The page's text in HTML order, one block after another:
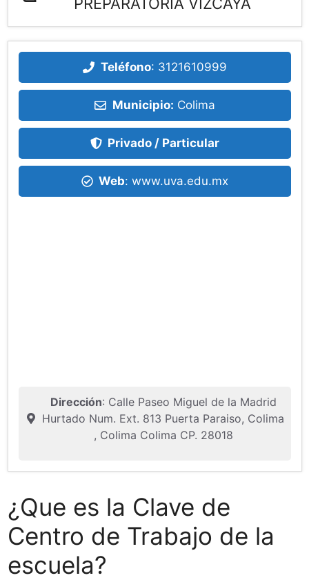
Teléfono: 3121610999
Municipio: Colima
Privado / Particular
Web: www.uva.edu.mx
Dirección: Calle Paseo Miguel de la Madrid
Hurtado Num. Ext. 813 Puerta Paraiso, Colima
, Colima Colima CP. 28018
¿Que es la Clave de
Centro de Trabajo de la
escuela?